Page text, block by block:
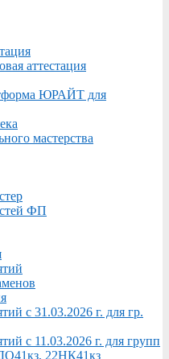
аттестация
ЮРАЙТ для
мастерства
ФП
с 31.03.2026 г. для гр.
с 11.03.2026 г. для групп
22НК41кз